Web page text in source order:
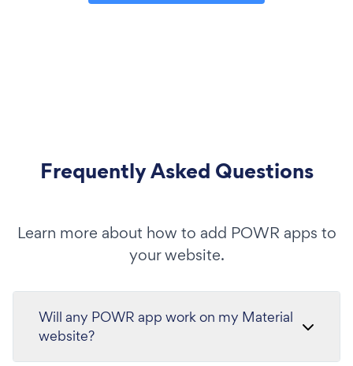
Frequently Asked Questions
Learn more about how to add POWR apps to
your website.
Will any POWR app work on my Material
website?